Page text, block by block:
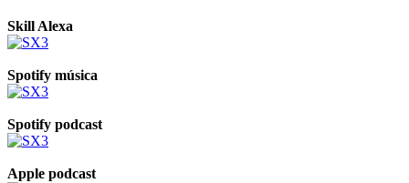
Skill Alexa
Spotify música
Spotify podcast
Apple podcast